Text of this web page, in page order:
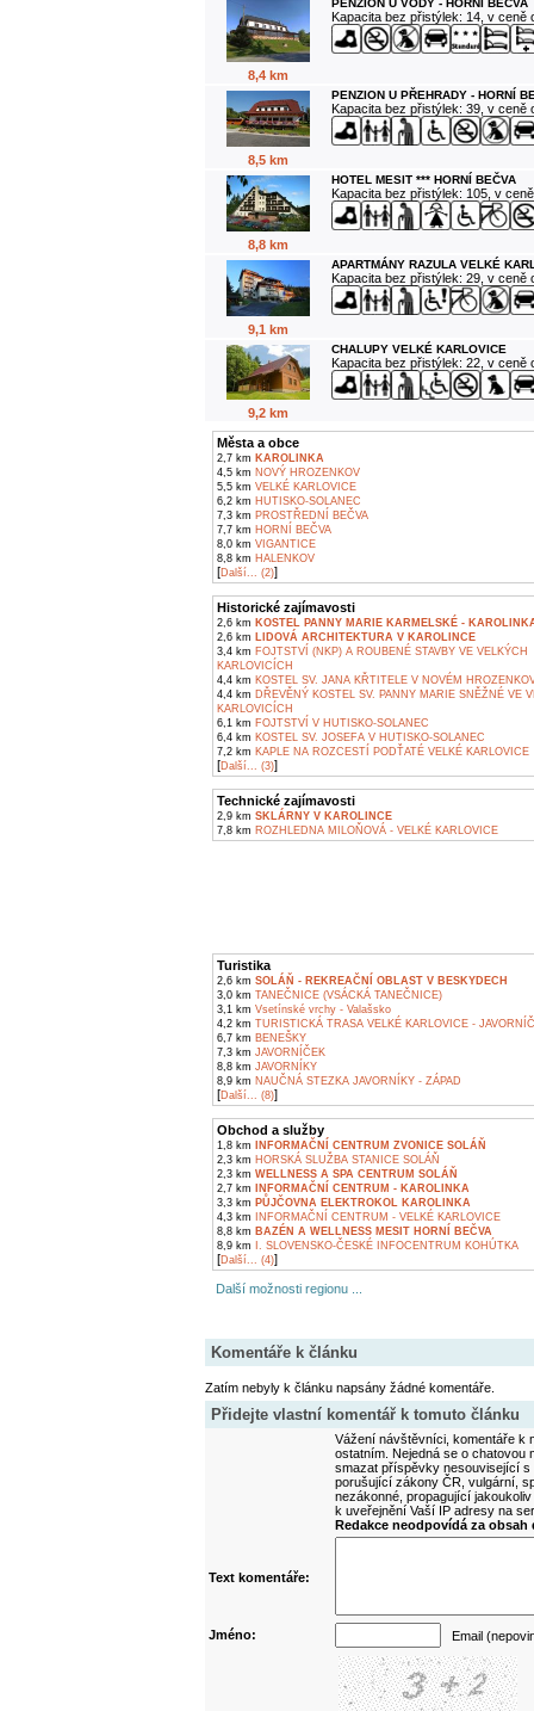
8,4 km
PENZION U VODY - HORNÍ BEČVA
Kapacita bez přistýlek: 14, v ceně
8,5 km
PENZION U PŘEHRADY - HORNÍ
Kapacita bez přistýlek: 39, v ceně
8,8 km
HOTEL MESIT *** HORNÍ BEČVA
Kapacita bez přistýlek: 105, v
9,1 km
APARTMÁNY RAZULA VELKÉ
Kapacita bez přistýlek: 29, v ceně
9,2 km
CHALUPY VELKÉ KARLOVICE
Kapacita bez přistýlek: 22, v ceně
Města a obce
2,7 km KAROLINKA
4,5 km NOVÝ HROZENKOV
5,5 km VELKÉ KARLOVICE
6,2 km HUTISKO-SOLANEC
7,3 km PROSTŘEDNÍ BEČVA
7,7 km HORNÍ BEČVA
8,0 km VIGANTICE
8,8 km HALENKOV
[Další... (2)]
Historické zajímavosti
2,6 km KOSTEL PANNY MARIE KARMELSKÉ -
2,6 km LIDOVÁ ARCHITEKTURA V KAROLINCE
3,4 km FOJTSTVÍ (NKP) A ROUBENÉ STAVBY VE VELKÝCH
KARLOVICÍCH
4,4 km KOSTEL SV. JANA KŘTITELE V NOVÉM
4,4 km DŘEVĚNÝ KOSTEL SV. PANNY MARIE SNĚŽNÉ VE
KARLOVICÍCH
6,1 km FOJTSTVÍ V HUTISKO-SOLANEC
6,4 km KOSTEL SV. JOSEFA V HUTISKO-SOLANEC
7,2 km KAPLE NA ROZCESTÍ PODŤATÉ VELKÉ KARLOVICE
[Další... (3)]
Technické zajímavosti
2,9 km SKLÁRNY V KAROLINCE
7,8 km ROZHLEDNA MILOŇOVÁ - VELKÉ KARLOVICE
Turistika
2,6 km SOLÁŇ - REKREAČNÍ OBLAST V BESKYDECH
3,0 km TANEČNICE (VSÁCKÁ TANEČNICE)
3,1 km Vsetínské vrchy - Valašsko
4,2 km TURISTICKÁ TRASA VELKÉ KARLOVICE -
6,7 km BENEŠKY
7,3 km JAVORNÍČEK
8,8 km JAVORNÍKY
8,9 km NAUČNÁ STEZKA JAVORNÍKY - ZÁPAD
[Další... (8)]
Obchod a služby
1,8 km
INFORMAČNÍ CENTRUM ZVONICE SOLÁŇ
2,3 km HORSKÁ SLUŽBA STANICE SOLÁŇ
2,3 km WELLNESS A SPA CENTRUM SOLÁŇ
2,7 km
INFORMAČNÍ CENTRUM - KAROLINKA
3,3 km PŮJČOVNA ELEKTROKOL KAROLINKA
4,3 km INFORMAČNÍ CENTRUM - VELKÉ KARLOVICE
8,8 km BAZÉN A WELLNESS MESIT HORNÍ BEČVA
8,9 km I. SLOVENSKO-ČESKÉ INFOCENTRUM KOHÚTKA
[Další... (4)]
Další možnosti regionu ...
Komentáře k článku
Zatím nebyly k článku napsány žádné komentáře.
Přidejte vlastní komentář k tomuto článku
Vážení návštěvníci, komentáře k
ostatním. Nejedná se o
smazat příspěvky nesouvisející
porušující zákony ČR, vulgární,
nezákonné, propagující
k uveřejnění Vaší IP adresy na
Redakce neodpovídá za
Text komentáře:
Jméno: Email